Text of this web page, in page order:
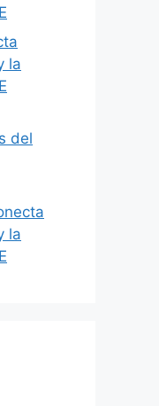
la
del
la